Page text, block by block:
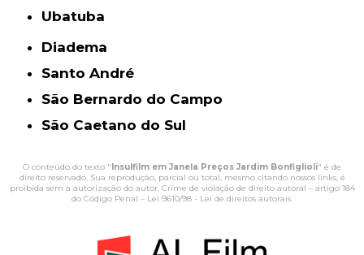
Ubatuba
Diadema
Santo André
São Bernardo do Campo
São Caetano do Sul
O conteúdo do texto " Insulfilm em Janela Preços Jardim Bonfiglioli" é de
direito reservado. Sua reprodução, parcial ou total, mesmo citando nossos links, é
proibida sem a autorização do autor. Crime de violação de direito autoral – artigo 184
do Código Penal – Lei 9610/98 - Lei de direitos autorais.